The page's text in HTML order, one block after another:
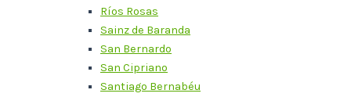
Ríos Rosas
Sainz de Baranda
San Bernardo
San Cipriano
Santiago Bernabéu